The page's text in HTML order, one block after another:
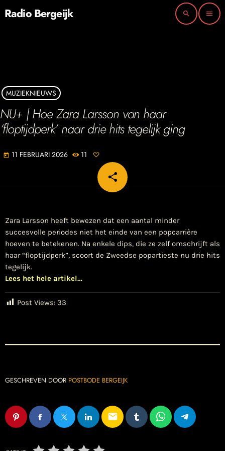
Radio Bergeijk search menu
MUZIEKNIEUWS
NU+ | Hoe Zara Larsson van haar
‘floptijdperk’ naar drie hits tegelijk ging
today 11 FEBRUARI 2026 11
share
email
Zara Larsson heeft bewezen dat een aantal minder
succesvolle periodes niet het einde van een popcarrière
hoeven te betekenen. Na enkele dips, die ze zelf omschrijft als
haar “floptijdperk”, scoort de Zweedse popartieste nu drie hits
tegelijk.
Lees het hele artikel…
Post Views: 33
GESCHREVEN DOOR POSTBODE BERGEIJK
email